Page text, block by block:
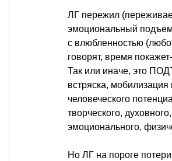
ЛГ пережил
эмоциональный
с влюбленностью
говорят, время
Так или иначе, это
встряска, мобилизация
человеческого
творческого, духовного,
эмоционального,
Но ЛГ на пороге